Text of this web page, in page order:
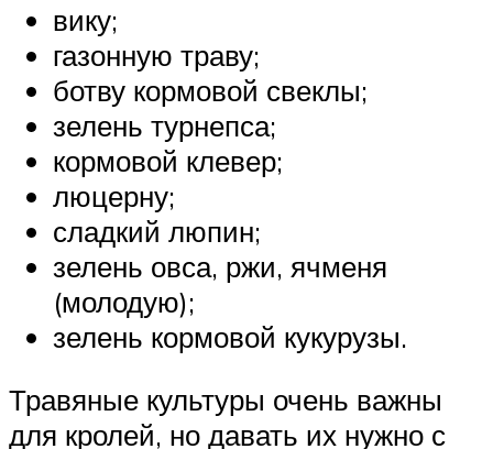
вику;
газонную траву;
ботву кормовой свеклы;
зелень турнепса;
кормовой клевер;
люцерну;
сладкий люпин;
зелень овса, ржи, ячменя
(молодую);
зелень кормовой кукурузы.
Травяные культуры очень важны
для кролей, но давать их нужно с